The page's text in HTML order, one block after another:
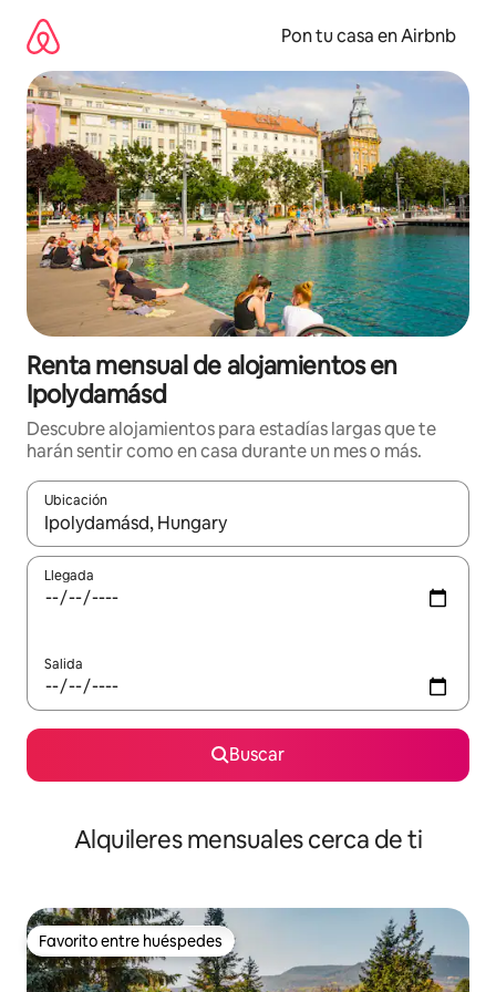
contenido
Pon tu casa en Airbnb
Renta mensual de alojamientos en
Ipolydamásd
Descubre alojamientos para estadías largas que te
harán sentir como en casa durante un mes o más.
Ubicación
Cuando los resultados estén disponibles, navega con las
Llegada
Salida
Buscar
Alquileres mensuales cerca de ti
Favorito entre huéspedes
Favorito entre huéspedes